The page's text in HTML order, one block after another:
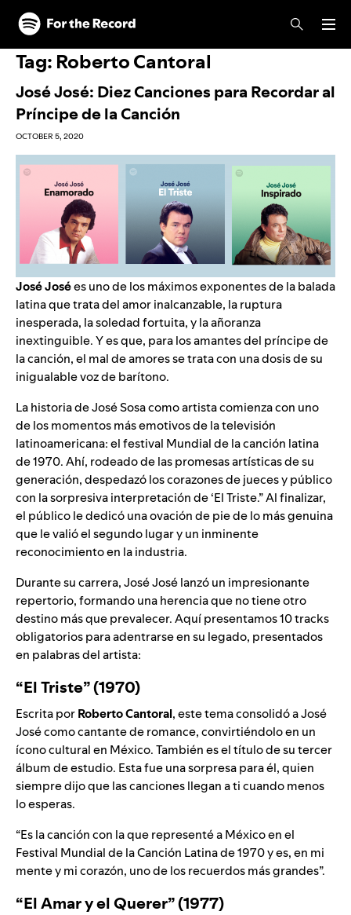
Skip to main content
Skip to footer
Tag: Roberto Cantoral
José José: Diez Canciones para Recordar al
Príncipe de la Canción
OCTOBER 5, 2020
JoséJosées uno de los máximos exponentes de la balada
latina que trata del amor inalcanzable, la ruptura
inesperada, la soledad fortuita, y la añoranza
inextinguible. Y es que, para los amantes del príncipe de
la canción, el mal de amores se trata con una dosis de su
inigualable voz de barítono.
La historia de José Sosa como artista comienza con uno
de los momentos más emotivos de la televisión
latinoamericana: el festival Mundial de la canción latina
de 1970. Ahí, rodeado de las promesas artísticas de su
generación, despedazó los corazones de jueces y público
con la sorpresiva interpretación de ‘El Triste.” Al finalizar,
el público le dedicó una ovación de pie de lo más genuina
que le valió el segundo lugar y un inminente
reconocimiento en la industria.
Durante su carrera, José José lanzó un impresionante
repertorio, formando una herencia que no tiene otro
destino más que prevalecer. Aquí presentamos 10 tracks
obligatorios para adentrarse en su legado, presentados
en palabras del artista:
“El Triste” (1970)
Escrita porRobertoCantoral, este tema consolidó a José
José como cantante de romance, convirtiéndolo en un
ícono cultural en México. También es el título de su tercer
álbum de estudio. Esta fue una sorpresa para él, quien
siempre dijo que las canciones llegan a ti cuando menos
lo esperas.
“Es la canción con la que representé a México en el
Festival Mundial de la Canción Latina de 1970 y es, en mi
mente y mi corazón, uno de los recuerdos más grandes”.
“El Amar y el Querer” (1977)